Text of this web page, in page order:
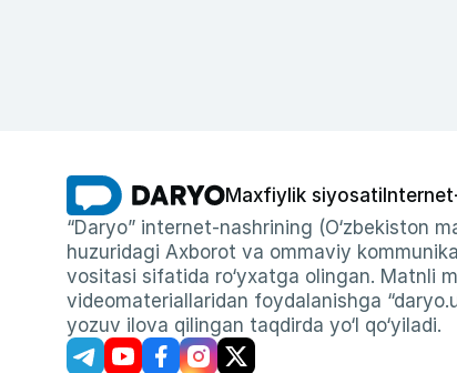
Maxfiylik siyosati
“Daryo” internet-nashrining (O‘zbekiston
huzuridagi Axborot va ommaviy
vositasi sifatida ro‘yxatga olingan. Matnli
videomateriallaridan foydalanishga
yozuv ilova qilingan taqdirda yo‘l qo‘yiladi.